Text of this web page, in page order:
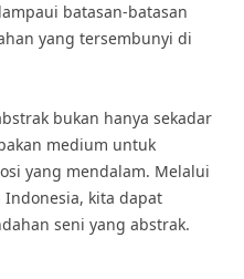
batasan-batasan
yang tersembunyi di
bukan hanya sekadar
medium untuk
yang mendalam. Melalui
Indonesia, kita dapat
seni yang abstrak.